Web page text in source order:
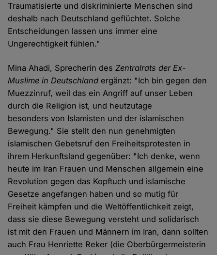
Traumatisierte und diskriminierte Menschen sind
deshalb nach Deutschland geflüchtet. Solche
Entscheidungen lassen uns immer eine
Ungerechtigkeit fühlen."
Mina Ahadi, Sprecherin desZentralrats der Ex-
Muslime in Deutschland ergänzt: "Ich bin gegen den
Muezzinruf, weil das ein Angriff auf unser Leben
durch die Religion ist, und heutzutage
besonders von Islamisten und der islamischen
Bewegung." Sie stellt den nun genehmigten
islamischen Gebetsruf den Freiheitsprotesten in
ihrem Herkunftsland gegenüber: "Ich denke, wenn
heute im Iran Frauen und Menschen allgemein eine
Revolution gegen das Kopftuch und islamische
Gesetze angefangen haben und so mutig für
Freiheit kämpfen und die Weltöffentlichkeit zeigt,
dass sie diese Bewegung versteht und solidarisch
ist mit den Frauen und Männern im Iran, dann sollten
auch Frau Henriette Reker (die Oberbürgermeisterin